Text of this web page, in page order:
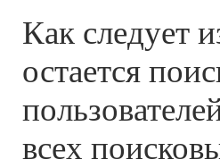
Как следует
остается
всех